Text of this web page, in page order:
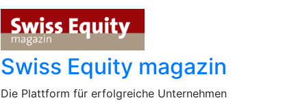
Skip
content
Swiss Equity magazin
Die Plattform für erfolgreiche Unternehmen